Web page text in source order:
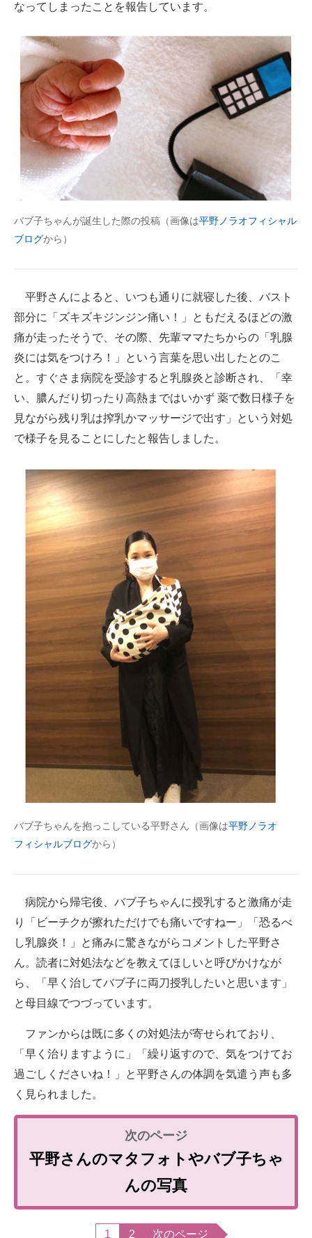
なってしまったことを報告しています。
バブ子ちゃんが誕生した際の投稿（画像は平野ノラオフィシャル
ブログから）
平野さんによると、いつも通りに就寝した後、バスト
部分に「ズキズキジンジン痛い！」ともだえるほどの激
痛が走ったそうで、その際、先輩ママたちからの「乳腺
炎には気をつけろ！」という言葉を思い出したとのこ
と。すぐさま病院を受診すると乳腺炎と診断され、「幸
い、膿んだり切ったり高熱まではいかず 薬で数日様子を
見ながら残り乳は搾乳かマッサージで出す」という対処
で様子を見ることにしたと報告しました。
バブ子ちゃんを抱っこしている平野さん（画像は平野ノラオ
フィシャルブログから）
病院から帰宅後、バブ子ちゃんに授乳すると激痛が走
り「ビーチクが擦れただけでも痛いですねー」「恐るべ
し乳腺炎！」と痛みに驚きながらコメントした平野さ
ん。読者に対処法などを教えてほしいと呼びかけなが
ら、「早く治してバブ子に両刀授乳したいと思います」
と母目線でつづっています。
ファンからは既に多くの対処法が寄せられており、
「早く治りますように」「繰り返すので、気をつけてお
過ごしくださいね！」と平野さんの体調を気遣う声も多
く見られました。
平野さんのマタフォトやバブ子ちゃ
んの写真
1 2 次のページ